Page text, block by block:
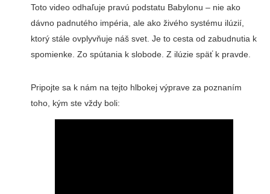
Toto video odhaľuje pravú podstatu Babylonu – nie ako
dávno padnutého impéria, ale ako živého systému ilúzií,
ktorý stále ovplyvňuje náš svet. Je to cesta od zabudnutia k
spomienke. Zo spútania k slobode. Z ilúzie späť k pravde.
Pripojte sa k nám na tejto hlbokej výprave za poznaním
toho, kým ste vždy boli: